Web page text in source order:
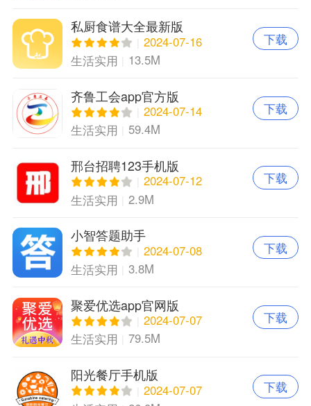
私厨食谱大全最新版
2024-07-16
生活实用
13.5M
下载
齐鲁工会app官方版
2024-07-14
生活实用
59.4M
下载
邢台招聘123手机版
2024-07-12
生活实用
2.9M
下载
小智答题助手
2024-07-08
生活实用
3.8M
下载
聚爱优选app官网版
2024-07-07
生活实用
79.5M
下载
阳光餐厅手机版
2024-07-07
下载